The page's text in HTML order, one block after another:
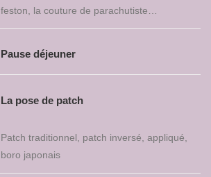
feston, la couture de parachutiste…
Pause déjeuner
La pose de patch
Patch traditionnel, patch inversé, appliqué,
boro japonais